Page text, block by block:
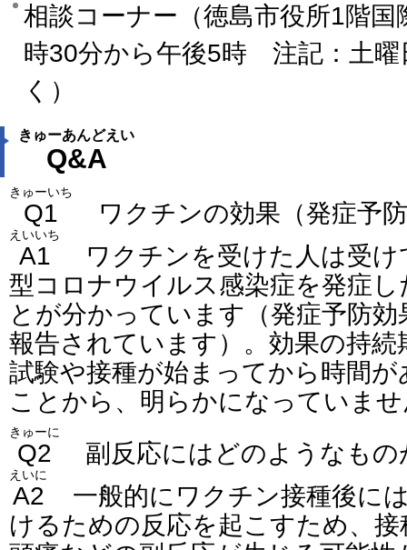
相談コーナー（徳島市役所1階
時30分から午後5時 注記：土曜
く）
Q&A
きゅーあんどえい
Q1
きゅーいち
ワクチンの効果（発症予
A1
えいいち
ワクチンを受けた人は受け
型コロナウイルス感染症を発症
とが分かっています（発症予防
報告されています）。効果の持
試験や接種が始まってから時間
ことから、明らかになっていま
Q2
きゅーに
副反応にはどのようなも
A2
えいに
一般的にワクチン接種後に
けるための反応を起こすため、